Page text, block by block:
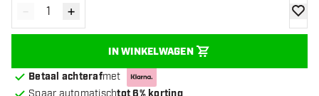
Verminder hoeveelheid
- Verhoog hoeveelheid
+
IN WINKELWAGEN
Betaal achterafmet
Spaar automatisch